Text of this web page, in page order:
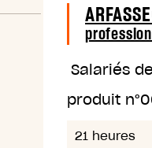
Salariés
produit n°
21 heures